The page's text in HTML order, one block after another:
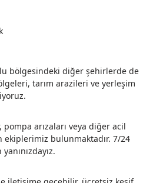
bölgesindeki diğer şehirlerde de
tarım arazileri ve yerleşim
pompa arızaları veya diğer acil
bulunmaktadır. 7/24